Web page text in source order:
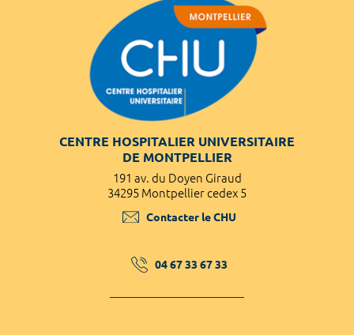
CENTRE HOSPITALIER UNIVERSITAIRE
DE MONTPELLIER
191 av. du Doyen Giraud
34295 Montpellier cedex 5
Contacter le CHU
04 67 33 67 33